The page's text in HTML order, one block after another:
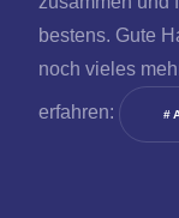
bestens. Gute
noch vieles
erfahren: